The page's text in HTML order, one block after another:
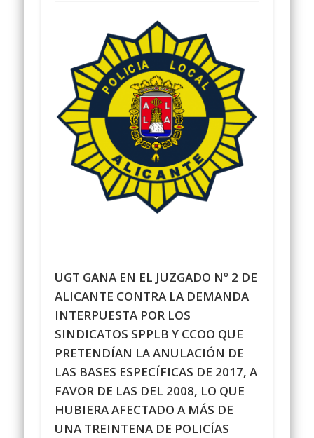
UGT GANA EN EL JUZGADO Nº 2 DE
ALICANTE CONTRA LA DEMANDA
INTERPUESTA POR LOS
SINDICATOS SPPLB Y CCOO QUE
PRETENDÍAN LA ANULACIÓN DE
LAS BASES ESPECÍFICAS DE 2017, A
FAVOR DE LAS DEL 2008, LO QUE
HUBIERA AFECTADO A MÁS DE
UNA TREINTENA DE POLICÍAS